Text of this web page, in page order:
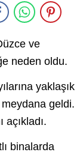
ve
neden oldu.
yaklaşık
geldi.
açıkladı.
binalarda